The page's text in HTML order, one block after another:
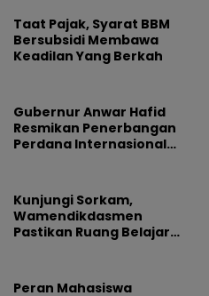
Taat Pajak, Syarat BBM
Bersubsidi Membawa
Keadilan Yang Berkah
Gubernur Anwar Hafid
Resmikan Penerbangan
Perdana Internasional
Kunjungi Sorkam,
Wamendikdasmen
Pastikan Ruang Belajar
Peran Mahasiswa